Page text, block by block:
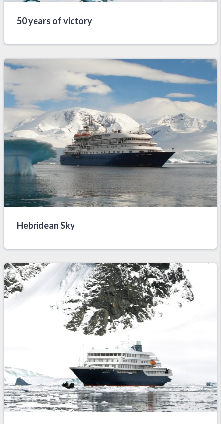
50 years of victory
Hebridean Sky